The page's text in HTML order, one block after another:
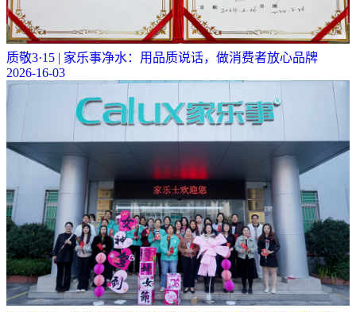
质敬3·15 | 家乐事净水：用品质说话，做消费者放心品牌
2026-16-03